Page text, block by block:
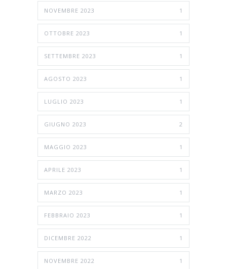
NOVEMBRE 2023 1
OTTOBRE 2023 1
SETTEMBRE 2023 1
AGOSTO 2023 1
LUGLIO 2023 1
GIUGNO 2023 2
MAGGIO 2023 1
APRILE 2023 1
MARZO 2023 1
FEBBRAIO 2023 1
DICEMBRE 2022 1
NOVEMBRE 2022 1